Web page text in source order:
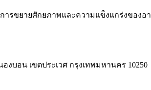
ารขยายศักยภาพและความแข็งแกร่งของ
งบอน เขตประเวศ กรุงเทพมหานคร 10250